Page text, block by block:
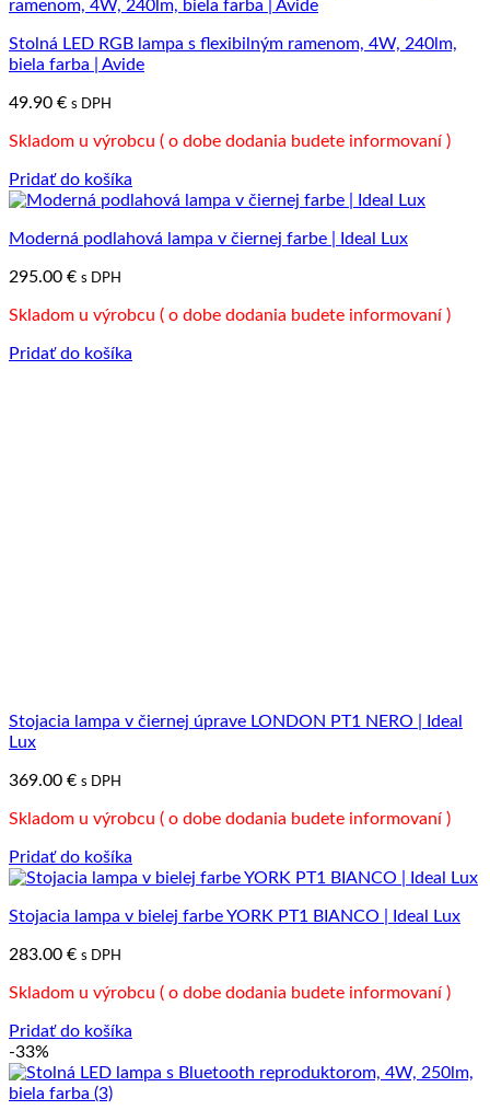
Stolná LED RGB lampa s flexibilným ramenom, 4W, 240lm,
biela farba | Avide
49.90 € s DPH
Skladom u výrobcu ( o dobe dodania budete informovaní )
Pridať do košíka
Moderná podlahová lampa v čiernej farbe | Ideal Lux
295.00 € s DPH
Skladom u výrobcu ( o dobe dodania budete informovaní )
Pridať do košíka
Stojacia lampa v čiernej úprave LONDON PT1 NERO | Ideal
Lux
369.00 € s DPH
Skladom u výrobcu ( o dobe dodania budete informovaní )
Pridať do košíka
Stojacia lampa v bielej farbe YORK PT1 BIANCO | Ideal Lux
283.00 € s DPH
Skladom u výrobcu ( o dobe dodania budete informovaní )
Pridať do košíka
-33%